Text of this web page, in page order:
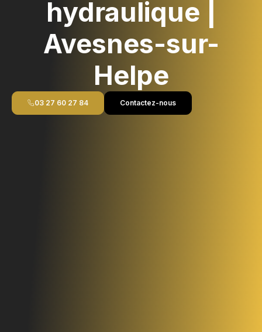
hydraulique |
Avesnes-sur-
Helpe
03 27 60 27 84 Contactez-nous